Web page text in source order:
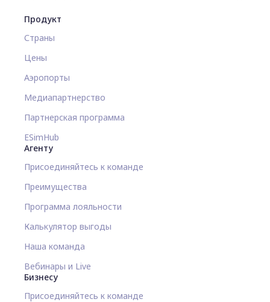
Продукт
Страны
Цены
Аэропорты
Медиапартнерство
Партнерская программа
ESimHub
Агенту
Присоединяйтесь к команде
Преимущества
Программа лояльности
Калькулятор выгоды
Наша команда
Вебинары и Live
Бизнесу
Присоединяйтесь к команде